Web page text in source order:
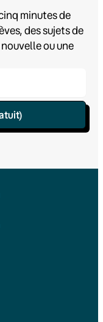
minutes de
des sujets de
ou une